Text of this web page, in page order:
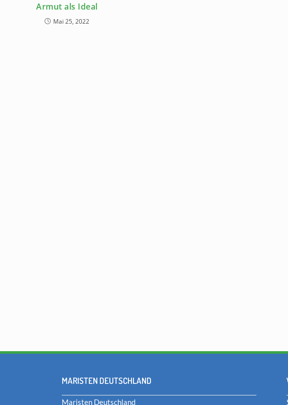
Armut als Ideal
Mai 25, 2022
MARISTEN DEUTSCHLAND
Maristen Deutschland